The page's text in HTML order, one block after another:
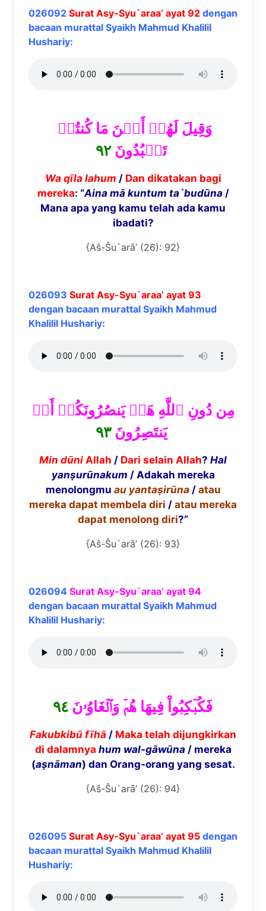
026092 Surat Asy-Syu`araa’ ayat 92 dengan
bacaan murattal Syaikh Mahmud Khalilil
Hushariy:
وَقِيلَ لَهُمۡ أَيۡنَ مَا كُنتُمۡ
تَعۡبُدُونَ٩٢
Wa qīla lahum / Dan dikatakan bagi
mereka: “Aina mākuntum ta`budūna/
Mana apa yang kamu telah ada kamu
ibadati?
{Aŝ-Ŝu`arā’ (26): 92}
026093 Surat Asy-Syu`araa’ ayat 93
dengan bacaan murattal Syaikh Mahmud
Khalilil Hushariy:
مِن دُونِ ٱللَّهِ هَلۡ يَنصُرُونَكُمۡ أَوۡ
يَنتَصِرُونَ٩٣
Min dūni Allah / Dari selain Allah? Hal
yanṣurūnakum / Adakah mereka
menolongmu au yantaṣirūna/ atau
mereka dapat membela diri / atau mereka
dapat menolong diri?”
{Aŝ-Ŝu`arā’ (26): 93}
026094 Surat Asy-Syu`araa’ ayat 94
dengan bacaan murattal Syaikh Mahmud
Khalilil Hushariy:
فَكُبۡكِبُواْ فِيهَا هُمۡ وَٱلۡغَاوُۥنَ ٩٤
Fakubkibū fīhā / Maka telah dijungkirkan
di dalamnya hum wal-gāwūna/ mereka
(aṣnāman) dan Orang-orang yang sesat.
{Aŝ-Ŝu`arā’ (26): 94}
026095 Surat Asy-Syu`araa’ ayat 95 dengan
bacaan murattal Syaikh Mahmud Khalilil
Hushariy: